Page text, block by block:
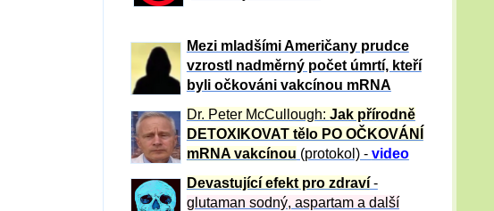
Mezi mladšími Američany prudce
vzrostl nadměrný počet úmrtí, kteří
byli očkováni vakcínou mRNA
Dr. Peter McCullough: Jak přírodně
DETOXIKOVAT tělo PO OČKOVÁNÍ
mRNA vakcínou (protokol) - video
Devastující efekt pro zdraví-
glutaman sodný, aspartam a další